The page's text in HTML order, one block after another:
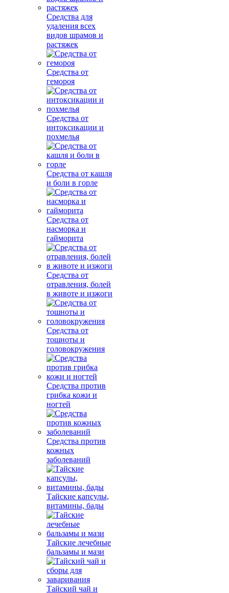
Средства для
удаления всех
видов шрамов и
растяжек
Средства от
гемороя
Средства от
интоксикации и
похмелья
Средства от кашля
и боли в горле
Средства от
насморка и
гайморита
Средства от
отравления, болей
в животе и изжоги
Средства от
тошноты и
головокружения
Средства против
грибка кожи и
ногтей
Средства против
кожных
заболеваний
Тайские капсулы,
витамины, бады
Тайские лечебные
бальзамы и мази
Тайский чай и